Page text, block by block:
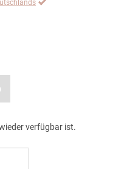
verfügbar ist.